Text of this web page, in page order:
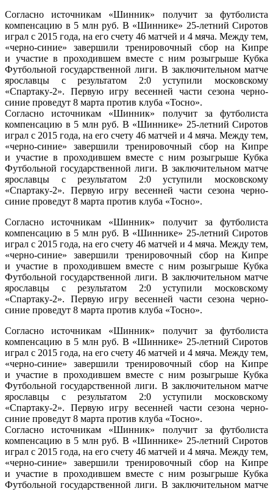
Согласно источникам «Шинник» получит за футболиста
компенсацию в 5 млн руб. В «Шиннике» 25-летний Сиротов
играл с 2015 года, на его счету 46 матчей и 4 мяча. Между тем,
«черно-синие» завершили тренировочный сбор на Кипре
и участие в проходившем вместе с ним розыгрыше Кубка
Футбольной государственной лиги. В заключительном матче
ярославцы с результатом 2:0 уступили московскому
«Спартаку-2». Первую игру весенней части сезона черно-
синие проведут 8 марта против клуба «Тосно».
Согласно источникам «Шинник» получит за футболиста
компенсацию в 5 млн руб. В «Шиннике» 25-летний Сиротов
играл с 2015 года, на его счету 46 матчей и 4 мяча. Между тем,
«черно-синие» завершили тренировочный сбор на Кипре
и участие в проходившем вместе с ним розыгрыше Кубка
Футбольной государственной лиги. В заключительном матче
ярославцы с результатом 2:0 уступили московскому
«Спартаку-2». Первую игру весенней части сезона черно-
синие проведут 8 марта против клуба «Тосно».
Согласно источникам «Шинник» получит за футболиста
компенсацию в 5 млн руб. В «Шиннике» 25-летний Сиротов
играл с 2015 года, на его счету 46 матчей и 4 мяча. Между тем,
«черно-синие» завершили тренировочный сбор на Кипре
и участие в проходившем вместе с ним розыгрыше Кубка
Футбольной государственной лиги. В заключительном матче
ярославцы с результатом 2:0 уступили московскому
«Спартаку-2». Первую игру весенней части сезона черно-
синие проведут 8 марта против клуба «Тосно».
Согласно источникам «Шинник» получит за футболиста
компенсацию в 5 млн руб. В «Шиннике» 25-летний Сиротов
играл с 2015 года, на его счету 46 матчей и 4 мяча. Между тем,
«черно-синие» завершили тренировочный сбор на Кипре
и участие в проходившем вместе с ним розыгрыше Кубка
Футбольной государственной лиги. В заключительном матче
ярославцы с результатом 2:0 уступили московскому
«Спартаку-2». Первую игру весенней части сезона черно-
синие проведут 8 марта против клуба «Тосно».
Согласно источникам «Шинник» получит за футболиста
компенсацию в 5 млн руб. В «Шиннике» 25-летний Сиротов
играл с 2015 года, на его счету 46 матчей и 4 мяча. Между тем,
«черно-синие» завершили тренировочный сбор на Кипре
и участие в проходившем вместе с ним розыгрыше Кубка
Футбольной государственной лиги. В заключительном матче